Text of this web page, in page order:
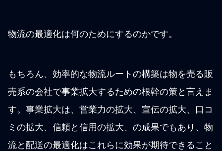
物流の最適化は何のためにするのかです。
もちろん、効率的な物流ルートの構築は物を売る販
売系の会社で事業拡大するための根幹の策と言えま
す。事業拡大は、営業力の拡大、宣伝の拡大、口コ
ミの拡大、信頼と信用の拡大、の成果でもあり、物
流と配送の最適化はこれらに効果が期待できること